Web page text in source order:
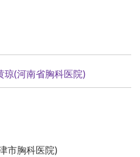
琼(河南省胸科医院)
市胸科医院)